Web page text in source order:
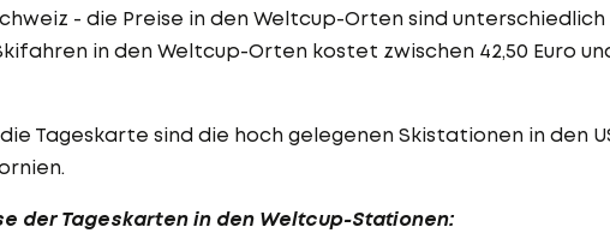
- die Preise in den Weltcup-Orten sind unterschiedlich
in den Weltcup-Orten kostet zwischen 42,50 Euro
Tageskarte sind die hoch gelegenen Skistationen in den
der Tageskarten in den Weltcup-Stationen: